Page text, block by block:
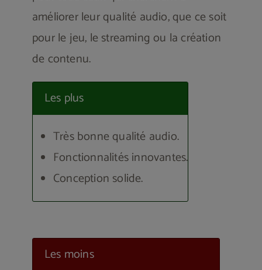
améliorer leur qualité audio, que ce soit
pour le jeu, le streaming ou la création
de contenu.
Les plus
Très bonne qualité audio.
Fonctionnalités innovantes.
Conception solide.
Les moins